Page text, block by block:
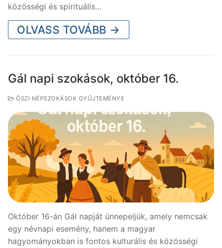
közösségi és spirituális…
OLVASS TOVÁBB →
Gál napi szokások, október 16.
ŐSZI NÉPSZOKÁSOK GYŰJTEMÉNYE
Október 16-án Gál napját ünnepeljük, amely nemcsak
egy névnapi esemény, hanem a magyar
hagyományokban is fontos kulturális és közösségi